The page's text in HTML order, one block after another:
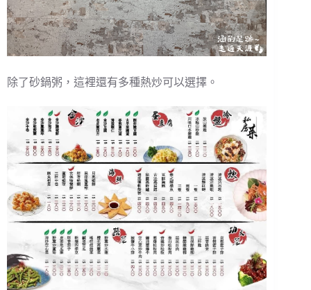
除了砂鍋粥，這裡還有多種熱炒可以選擇。